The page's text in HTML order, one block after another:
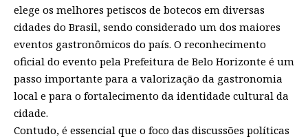
elege os melhores petiscos de botecos em diversas
cidades do Brasil, sendo considerado um dos maiores
eventos gastronômicos do país. O reconhecimento
oficial do evento pela Prefeitura de Belo Horizonte é um
passo importante para a valorização da gastronomia
local e para o fortalecimento da identidade cultural da
cidade.
Contudo, é essencial que o foco das discussões políticas